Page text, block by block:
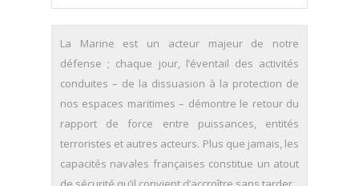
La Marine est un acteur majeur de notre
défense ; chaque jour, l’éventail des activités
conduites – de la dissuasion à la protection de
nos espaces maritimes – démontre le retour du
rapport de force entre puissances, entités
terroristes et autres acteurs. Plus que jamais, les
capacités navales françaises constitue un atout